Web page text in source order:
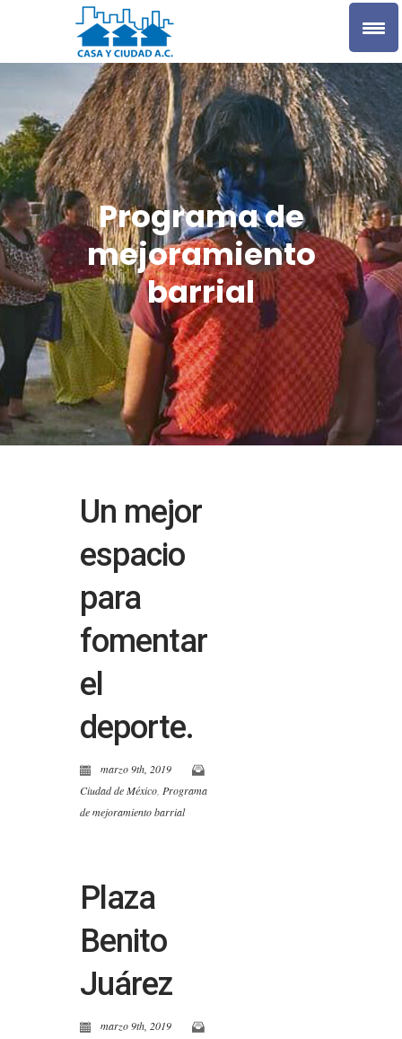
Programa de
mejoramiento
barrial
Un mejor
espacio
para
fomentar
el
deporte.
marzo 9th, 2019
Ciudad de México Programa
de mejoramiento barrial
Plaza
Benito
Juárez
marzo 9th, 2019